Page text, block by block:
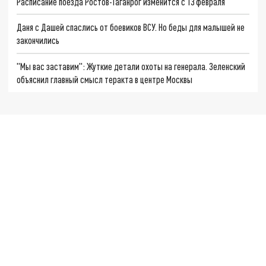
Даня с Дашей спаслись от боевиков ВСУ. Но беды для малышей не
закончились
"Мы вас заставим": Жуткие детали охоты на генерала. Зеленский
объяснил главный смысл теракта в центре Москвы